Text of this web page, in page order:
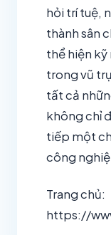
hỏi trí tuệ,
thành sân
thể hiện
trong vũ
tất cả
không chỉ
tiếp một
công
Trang chủ:
https://